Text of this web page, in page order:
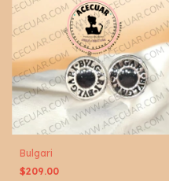
Bulgari
$209.00